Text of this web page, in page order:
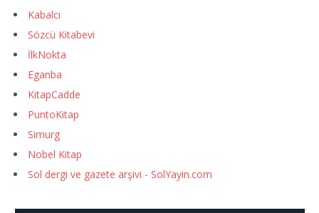
Kabalcı
Sözcü Kitabevi
İlkNokta
Eganba
KitapCadde
PuntoKitap
Simurg
Nobel Kitap
Sol dergi ve gazete arşivi - SolYayin.com